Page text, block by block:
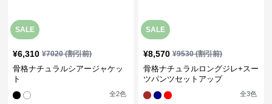
SALE
¥6,310 ¥7020(割引前)
骨格ナチュラルシアージャケッ
ト
全2色
SALE
¥8,570 ¥9530(割引前)
骨格ナチュラルロングジレ+スー
ツパンツセットアップ
全3色